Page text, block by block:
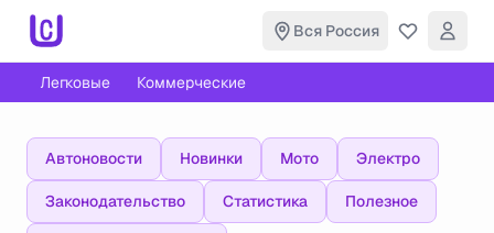
Вся Россия
Легковые Коммерческие
Автоновости Новинки Мото Электро
Законодательство Статистика Полезное